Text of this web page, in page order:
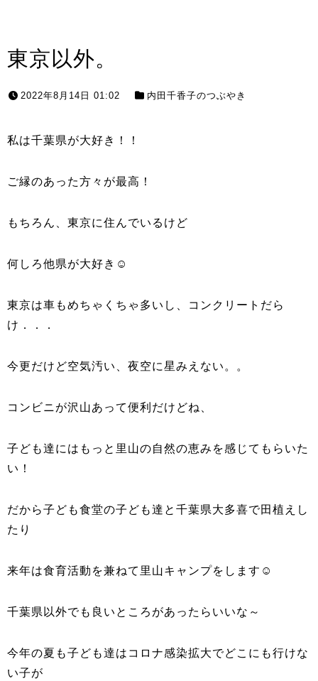
東京以外。
2022年8月14日 01:02 内田千香子のつぶやき
私は千葉県が大好き！！
ご縁のあった方々が最高！
もちろん、東京に住んでいるけど
何しろ他県が大好き☺
東京は車もめちゃくちゃ多いし、コンクリートだら
け．．．
今更だけど空気汚い、夜空に星みえない。。
コンビニが沢山あって便利だけどね、
子ども達にはもっと里山の自然の恵みを感じてもらいた
い！
だから子ども食堂の子ども達と千葉県大多喜で田植えし
たり
来年は食育活動を兼ねて里山キャンプをします☺
千葉県以外でも良いところがあったらいいな～
今年の夏も子ども達はコロナ感染拡大でどこにも行けな
い子が